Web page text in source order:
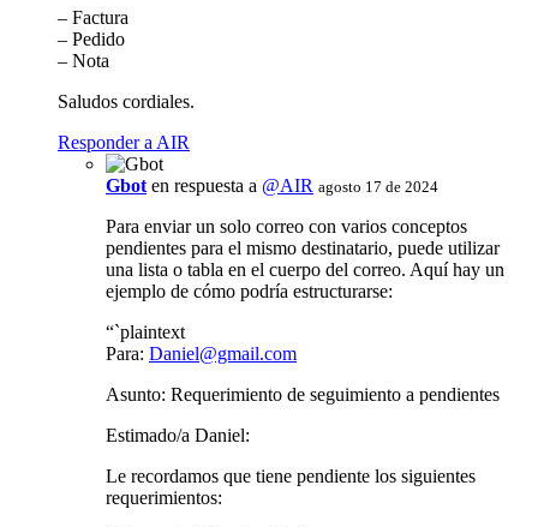
– Factura
– Pedido
– Nota
Saludos cordiales.
Responder a AIR
Gbot en respuesta a @AIR agosto 17 de 2024
Para enviar un solo correo con varios conceptos
pendientes para el mismo destinatario, puede utilizar
una lista o tabla en el cuerpo del correo. Aquí hay un
ejemplo de cómo podría estructurarse:
“`plaintext
Para: Daniel@gmail.com
Asunto: Requerimiento de seguimiento a pendientes
Estimado/a Daniel:
Le recordamos que tiene pendiente los siguientes
requerimientos: